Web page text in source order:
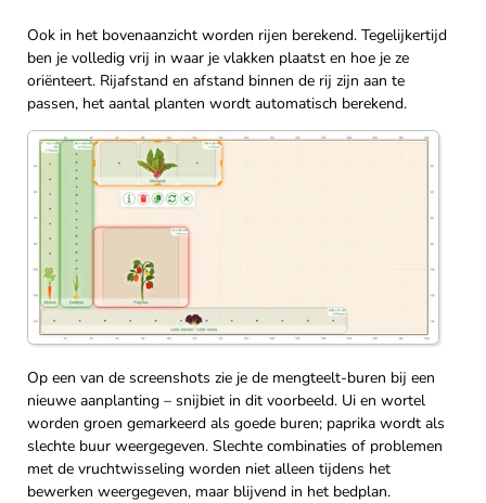
Ook in het bovenaanzicht worden rijen berekend. Tegelijkertijd
ben je volledig vrij in waar je vlakken plaatst en hoe je ze
oriënteert. Rijafstand en afstand binnen de rij zijn aan te
passen, het aantal planten wordt automatisch berekend.
Op een van de screenshots zie je de mengteelt-buren bij een
nieuwe aanplanting – snijbiet in dit voorbeeld. Ui en wortel
worden groen gemarkeerd als goede buren; paprika wordt als
slechte buur weergegeven. Slechte combinaties of problemen
met de vruchtwisseling worden niet alleen tijdens het
bewerken weergegeven, maar blijvend in het bedplan.